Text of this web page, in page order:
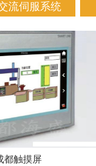
流伺服系统
都触摸屏